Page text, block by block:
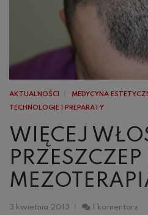
AKTUALNOŚCI
MEDYCYNA
TECHNOLOGIE I PREPARATY
WIĘCEJ
PRZESZCZEP I
3 kwietnia 2013 1 komentarz